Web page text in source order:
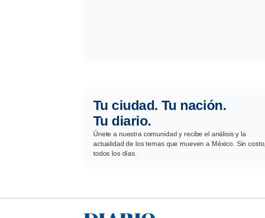
Tu ciudad. Tu nación.
Tu diario.
Únete a nuestra comunidad y recibe el análisis y la
actualidad de los temas que mueven a México. Sin costo,
todos los días.